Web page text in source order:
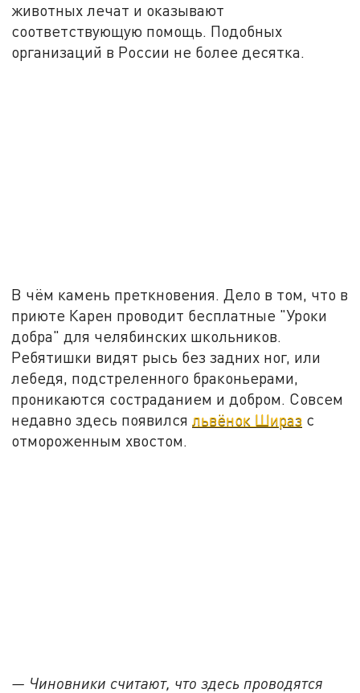
животных лечат и оказывают
соответствующую помощь. Подобных
организаций в России не более десятка.
В чём камень преткновения. Дело в том, что в
приюте Карен проводит бесплатные "Уроки
добра" для челябинских школьников.
Ребятишки видят рысь без задних ног, или
лебедя, подстреленного браконьерами,
проникаются состраданием и добром. Совсем
недавно здесь появилсяльвёнок Шираз с
отмороженным хвостом.
— Чиновники считают, что здесь проводятся